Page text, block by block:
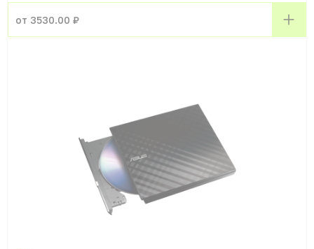
от 3530.00 ₽